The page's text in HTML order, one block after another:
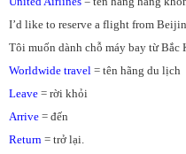
I’d like to reserve a flight from
Tôi muốn dành chỗ máy bay từ Bắc
Worldwide travel = tên hãng du lịch
Leave = rời khỏi
Arrive = đến
Return = trở lại.